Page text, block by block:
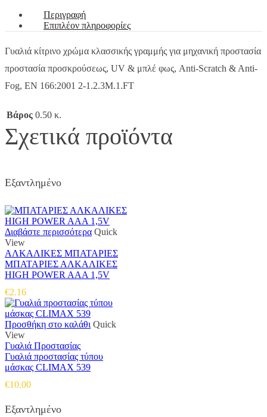
Περιγραφή
Επιπλέον πληροφορίες
Γυαλιά κίτρινο χρώμα κλασσικής γραμμής για μηχανική προστασία
προστασία προσκρούσεως, UV & μπλέ φως, Anti-Scratch & Anti-
Fog, EN 166:2001 2-1.2.3M.1.FT
Βάρος 0.50 κ.
Σχετικά προϊόντα
Εξαντλημένο
Διαβάστε περισσότερα Quick
View
ΑΛΚΑΛΙΚΕΣ ΜΠΑΤΑΡΙΕΣ
ΜΠΑΤΑΡΙΕΣ ΑΛΚΑΛΙΚΕΣ
HIGH POWER AΑA 1,5V
€2.16
Προσθήκη στο καλάθι Quick
View
Γυαλιά Προστασίας
Γυαλιά προστασίας τύπου
μάσκας CLIMAX 539
€10.00
Εξαντλημένο